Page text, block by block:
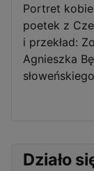
Działo
Portret
poetek z
i przekład:
Agnieszka